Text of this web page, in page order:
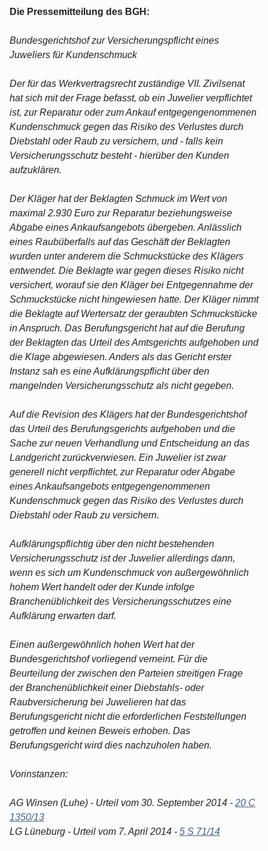
Die Pressemitteilung des BGH:
Bundesgerichtshof zur Versicherungspflicht eines
Juweliers für Kundenschmuck
Der für das Werkvertragsrecht zuständige VII. Zivilsenat
hat sich mit der Frage befasst, ob ein Juwelier verpflichtet
ist, zur Reparatur oder zum Ankauf entgegengenommenen
Kundenschmuck gegen das Risiko des Verlustes durch
Diebstahl oder Raub zu versichern, und - falls kein
Versicherungsschutz besteht - hierüber den Kunden
aufzuklären.
Der Kläger hat der Beklagten Schmuck im Wert von
maximal 2.930 Euro zur Reparatur beziehungsweise
Abgabe eines Ankaufsangebots übergeben. Anlässlich
eines Raubüberfalls auf das Geschäft der Beklagten
wurden unter anderem die Schmuckstücke des Klägers
entwendet. Die Beklagte war gegen dieses Risiko nicht
versichert, worauf sie den Kläger bei Entgegennahme der
Schmuckstücke nicht hingewiesen hatte. Der Kläger nimmt
die Beklagte auf Wertersatz der geraubten Schmuckstücke
in Anspruch. Das Berufungsgericht hat auf die Berufung
der Beklagten das Urteil des Amtsgerichts aufgehoben und
die Klage abgewiesen. Anders als das Gericht erster
Instanz sah es eine Aufklärungspflicht über den
mangelnden Versicherungsschutz als nicht gegeben.
Auf die Revision des Klägers hat der Bundesgerichtshof
das Urteil des Berufungsgerichts aufgehoben und die
Sache zur neuen Verhandlung und Entscheidung an das
Landgericht zurückverwiesen. Ein Juwelier ist zwar
generell nicht verpflichtet, zur Reparatur oder Abgabe
eines Ankaufsangebots entgegengenommenen
Kundenschmuck gegen das Risiko des Verlustes durch
Diebstahl oder Raub zu versichern.
Aufklärungspflichtig über den nicht bestehenden
Versicherungsschutz ist der Juwelier allerdings dann,
wenn es sich um Kundenschmuck von außergewöhnlich
hohem Wert handelt oder der Kunde infolge
Branchenüblichkeit des Versicherungsschutzes eine
Aufklärung erwarten darf.
Einen außergewöhnlich hohen Wert hat der
Bundesgerichtshof vorliegend verneint. Für die
Beurteilung der zwischen den Parteien streitigen Frage
der Branchenüblichkeit einer Diebstahls- oder
Raubversicherung bei Juwelieren hat das
Berufungsgericht nicht die erforderlichen Feststellungen
getroffen und keinen Beweis erhoben. Das
Berufungsgericht wird dies nachzuholen haben.
Vorinstanzen:
AG Winsen (Luhe) - Urteil vom 30. September 2014 - 20 C
1350/13
LG Lüneburg - Urteil vom 7. April 2014 - 5 S 71/14